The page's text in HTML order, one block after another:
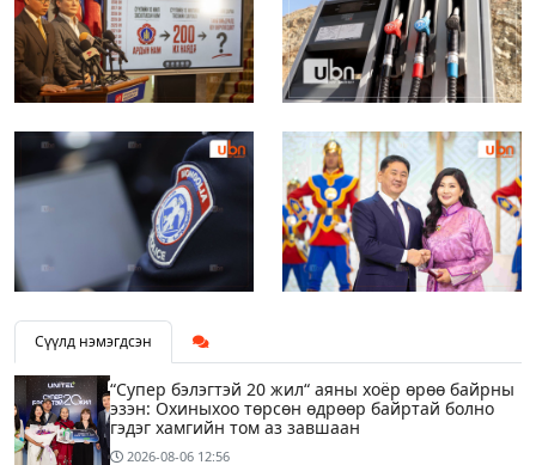
Сүүлд нэмэгдсэн
“Супер бэлэгтэй 20 жил“ аяны хоёр өрөө байрны
эзэн: Охиныхоо төрсөн өдрөөр байртай болно
гэдэг хамгийн том аз завшаан
2026-08-06 12:56